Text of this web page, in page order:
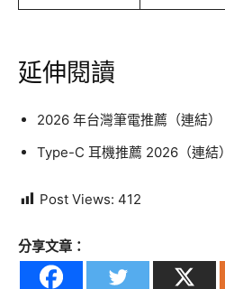
延伸閱讀
2026 年台灣筆電推薦（連結）
Type-C 耳機推薦 2026（連結）
Post Views: 412
分享文章：